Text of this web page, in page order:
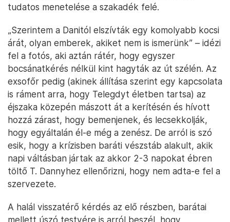
tudatos menetelése a szakadék felé.
„Szerintem a Danitól elszívták egy komolyabb kocsi
árát, olyan emberek, akiket nem is ismerünk” – idézi
fel a fotós, aki aztán rátér, hogy egyszer
bocsánatkérés nélkül kint hagyták az út szélén. Az
exsofőr pedig (akinek állítása szerint egy kapcsolata
is ráment arra, hogy Telegdyt életben tartsa) az
éjszaka közepén mászott át a kerítésén és hívott
hozzá zárast, hogy bemenjenek, és lecsekkolják,
hogy egyáltalán él-e még a zenész. De arról is szó
esik, hogy a krízisben baráti vészstáb alakult, akik
napi váltásban jártak az akkor 2-3 napokat ébren
töltő T. Dannyhez ellenőrizni, hogy nem adta-e fel a
szervezete.
A halál visszatérő kérdés az elő részben, barátai
mellett úszó testvére is arról beszél, hogy